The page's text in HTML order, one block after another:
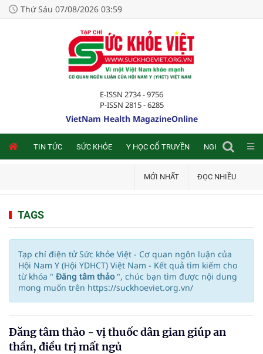
Thứ Sáu 07/08/2026 03:59
E-ISSN 2734 - 9756
P-ISSN 2815 - 6285
VietNam Health MagazineOnline
TIN TỨC SỨC KHỎE Y HỌC CỔ TRUYỀN NGHIÊN CỨU
MỚI NHẤT ĐỌC NHIỀU
TAGS
Tạp chí điện tử Sức khỏe Việt - Cơ quan ngôn luận của
Hội Nam Y (Hội YDHCT) Việt Nam - Kết quả tìm kiếm cho
từ khóa " Đăng tâm thảo ", chúc bạn tìm được nội dung
mong muốn trên https://suckhoeviet.org.vn/
Đăng tâm thảo - vị thuốc dân gian giúp an
thần, điều trị mất ngủ